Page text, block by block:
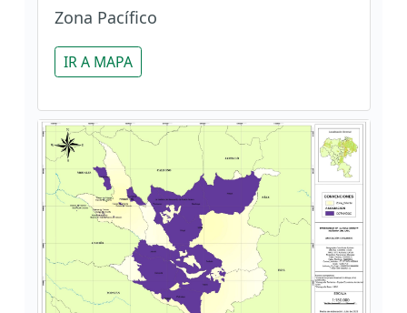
Zona Pacífico
IR A MAPA